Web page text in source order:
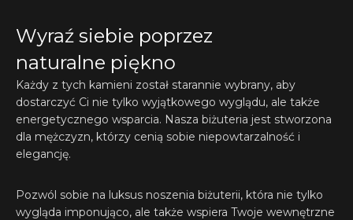
Wyraź siebie poprzez
naturalne piękno
Każdy z tych kamieni został starannie wybrany, aby
dostarczyć Ci nie tylko wyjątkowego wyglądu, ale także
energetycznego wsparcia. Nasza biżuteria jest stworzona
dla mężczyzn, którzy cenią sobie niepowtarzalność i
elegancję.
Pozwól sobie na luksus noszenia biżuterii, która nie tylko
wygląda imponująco, ale także wspiera Twoje wewnętrzne